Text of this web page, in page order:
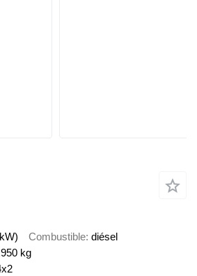
Combustible diésel
kg